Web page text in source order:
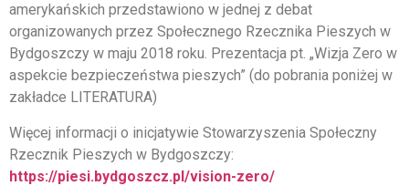
amerykańskich przedstawiono w jednej z debat
organizowanych przez Społecznego Rzecznika Pieszych w
Bydgoszczy w maju 2018 roku. Prezentacja pt. „Wizja Zero w
aspekcie bezpieczeństwa pieszych” (do pobrania poniżej w
zakładce LITERATURA)
Więcej informacji o inicjatywie Stowarzyszenia Społeczny
Rzecznik Pieszych w Bydgoszczy:
https://piesi.bydgoszcz.pl/vision-zero/